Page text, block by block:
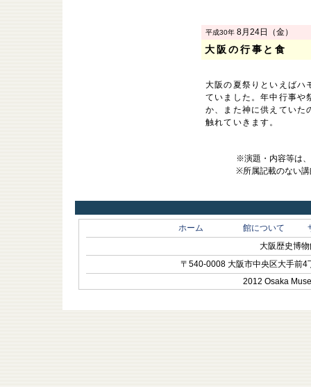
平成30年 8月24日（金）
大阪の行事と食
大阪の夏祭りといえばハ
ていました。年中行事や
か、また神に供えていた
触れていきます。
※演題・内容等は
※所属記載のない
ホーム 館について
大阪歴史博
〒540-0008 大阪市中央区大手
2012 Osaka